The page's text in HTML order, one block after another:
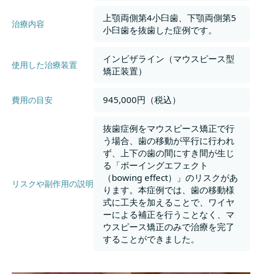
治療内容
上顎両側第4小臼歯、下顎両側第5
小臼歯を抜歯した症例です。
使用した治療装置
インビザライン（マウスピース型
矯正装置）
費用の目安 945,000円（税込）
リスクや副作用の説明
抜歯症例をマウスピース矯正で行
う場合、歯の移動が平行に行われ
ず、上下の歯の間にすき間が生じ
る「ボーイングエフェクト
（bowing effect）」のリスクがあ
ります。本症例では、歯の移動様
式に工夫を加えることで、ワイヤ
ーによる補正を行うことなく、マ
ウスピース矯正のみで治療を完了
することができました。